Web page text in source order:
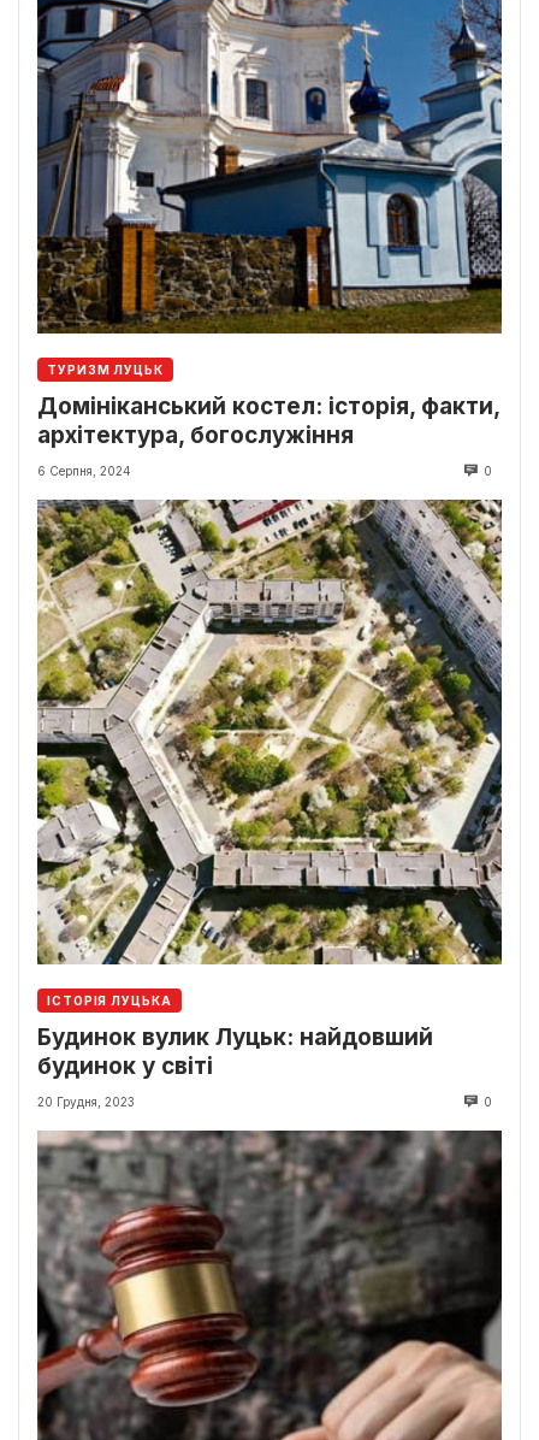
ТУРИЗМ ЛУЦЬК
Домініканський костел: історія, факти,
архітектура, богослужіння
6 Серпня, 2024 0
ІСТОРІЯ ЛУЦЬКА
Будинок вулик Луцьк: найдовший
будинок у світі
20 Грудня, 2023 0